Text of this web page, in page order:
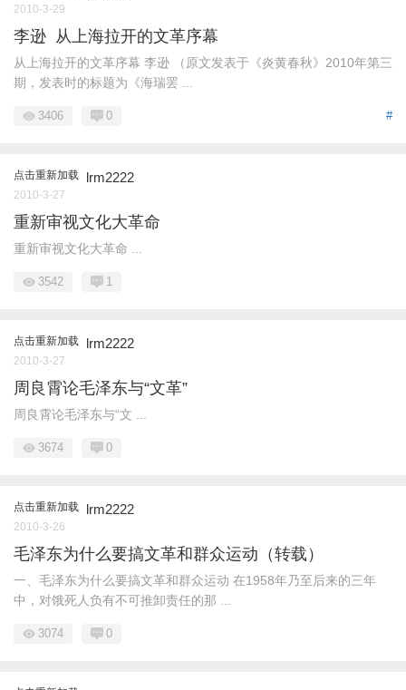
2010-3-29
李逊 从上海拉开的文革序幕
从上海拉开的文革序幕 李逊 （原文发表于《炎黄春秋》2010年第三
期，发表时的标题为《海瑞罢 ...
#
3406 0
点击重新加载 lrm2222
2010-3-27
重新审视文化大革命
重新审视文化大革命 ...
3542 1
点击重新加载 lrm2222
2010-3-27
周良霄论毛泽东与“文革”
周良霄论毛泽东与“文 ...
3674 0
点击重新加载 lrm2222
2010-3-26
毛泽东为什么要搞文革和群众运动（转载）
一、毛泽东为什么要搞文革和群众运动 在1958年乃至后来的三年
中，对饿死人负有不可推卸责任的那 ...
3074 0